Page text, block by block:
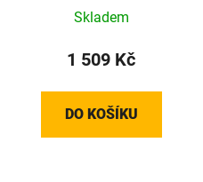
Skladem
1 509 Kč
DO KOŠÍKU